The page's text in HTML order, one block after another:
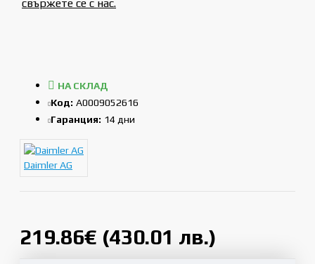
свържете се с нас.
219.86€ (430.01 лв.)
НА СКЛАД
Код: A0009052616
Гаранция: 14 дни
Daimler AG